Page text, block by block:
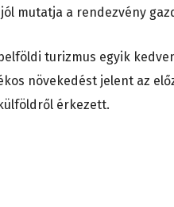
mutatja a rendezvény
turizmus egyik
növekedést jelent az
érkezett.